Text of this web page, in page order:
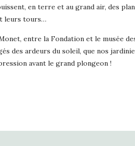
en terre et au grand air, des
leurs tours…
entre la Fondation et le musée
des ardeurs du soleil, que nos
avant le grand plongeon !